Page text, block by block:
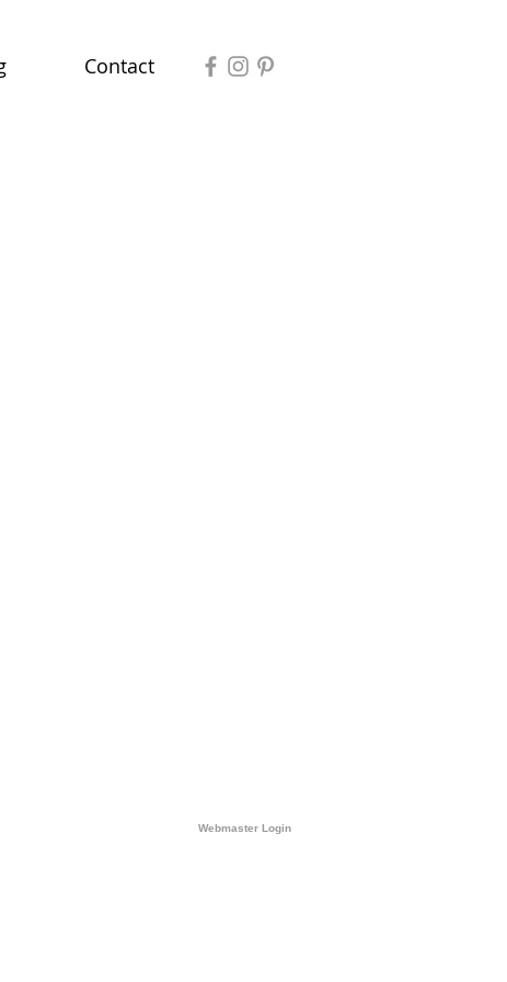
Contact
Webmaster Login